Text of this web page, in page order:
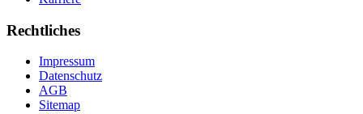
Rechtliches
Impressum
Datenschutz
AGB
Sitemap